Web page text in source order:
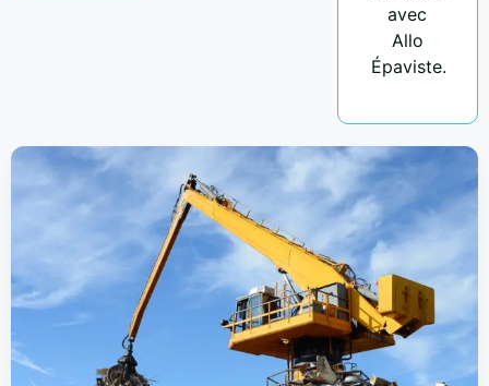
avec
Allo
Épaviste.